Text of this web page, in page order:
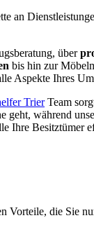
an
über
bis hin zur
Aspekte Ihres
TrierTeam
geht, während
Ihre Besitztümer
Vorteile, die Sie